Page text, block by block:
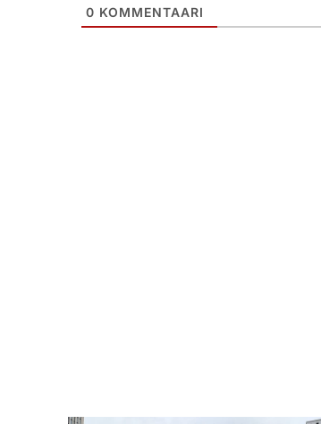
0 KOMMENTAARI